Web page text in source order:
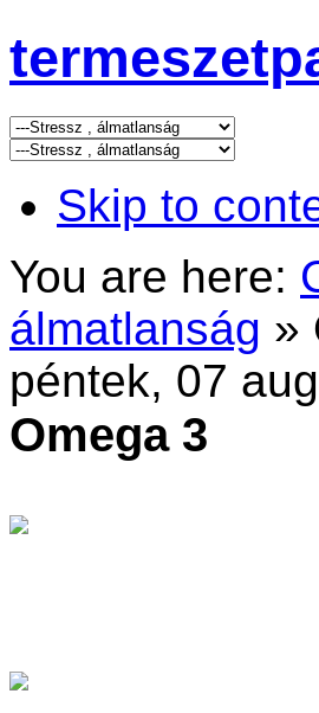
Skip to
You are here:
álmatlanság »
péntek, 07
Omega 3